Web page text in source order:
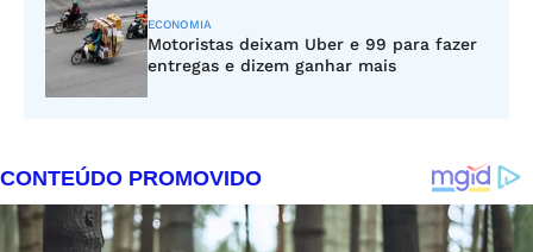
ECONOMIA
Motoristas deixam Uber e 99 para fazer
entregas e dizem ganhar mais